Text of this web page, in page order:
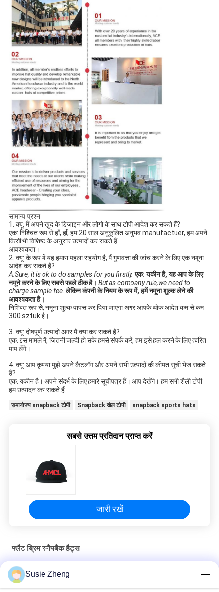
सामान्य प्रश्न
1. क्यू: मैं अपने खुद के डिजाइन और लोगो के साथ टोपी आदेश कर सकते हैं?
एक: निश्चित रूप से हाँ, हाँ, हम 20 साल अनुकूलित अनुभव manufactuer, हम अपने
किसी भी विशिष्ट के अनुसार उत्पादों कर सकते हैं
आवश्यकता।
2. क्यू: के रूप में यह हमारा पहला सहयोग है, मैं गुणवत्ता की जांच करने के लिए एक नमूना
आदेश कर सकते हैं?
A:Sure, it is ok to do samples for you firstly. एक: यकीन है, यह आप के लिए
नमूने करने के लिए सबसे पहले ठीक है। But as company rule,we need to
charge sample fee. लेकिन कंपनी के नियम के रूप में, हमें नमूना शुल्क लेने की
आवश्यकता है।
निश्चित रूप से, नमूना शुल्क वापस कर दिया जाएगा अगर आपके थोक आदेश कम से कम
300 sztuk है।
3. क्यू: दोषपूर्ण उत्पादों अगर मैं क्या कर सकते हैं?
एक: इस मामले में, जितनी जल्दी हो सके हमसे संपर्क करें, हम इसे हल करने के लिए त्वरित
माप लेंगे।
4. क्यू: आप कृपया मुझे अपने कैटलॉग और अपने सभी उत्पादों की कीमत सूची भेज सकते
हैं?
एक: यकीन है। अपने संदर्भ के लिए हमारे सूचीपत्र हैं। आप देखेंगे। हम सभी शैली टोपी
हम उत्पादन कर सकते हैं
समायोज्य snapback टोपी Snapback खेल टोपी snapback sports hats
सबसे उत्तम प्रतिदान प्राप्त करें
जारी रखें
फ्लैट ब्रिम स्नैपबैक हैट्स
ओडीएम 100% कपास फैशन फ्लैट ब्रिम बेसबॉल हैट कोरियाई हिप हॉप कैप
पुरुषों के लिए कॉटन फ्लैट बिल गोर्रास 3 डी कशीदाकारी स्नैपबैक सलाम
Susie Zheng